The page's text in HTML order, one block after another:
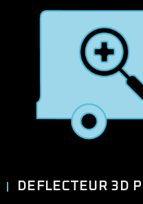
DEFLECTEUR 3D